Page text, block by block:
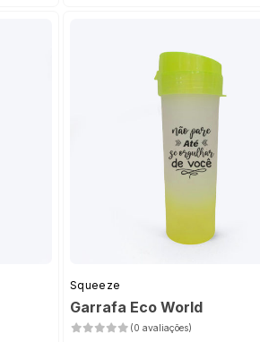
Squeeze
Garrafa Eco World
(0 avaliações)